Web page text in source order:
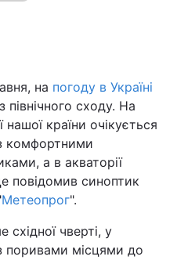
на погоду в Україні
сходу. На
нашої країни очікується
комфортними
а в акваторії
повідомив синоптик
Метеопрог".
східної чверті, у
поривами місцями до